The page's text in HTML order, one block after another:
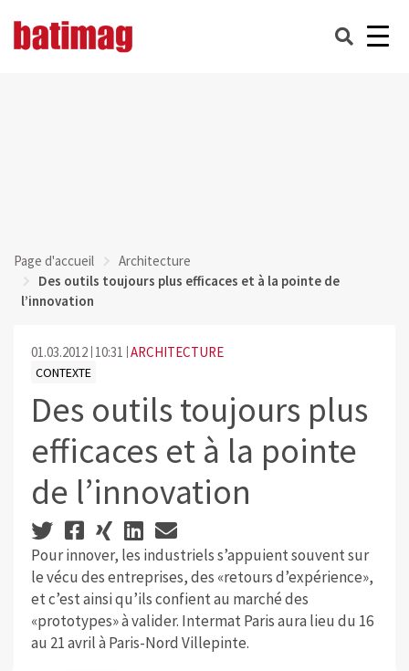
Page d'accueil
Architecture
Des outils toujours plus efficaces et à la pointe de
l’innovation
01.03.2012 10:31 ARCHITECTURE
CONTEXTE
Des outils toujours plus
efficaces et à la pointe
de l’innovation
Pour innover, les industriels s’appuient souvent sur
le vécu des entreprises, des «retours d’expérience»,
et c’est ainsi qu’ils confient au marché des
«prototypes» à valider. Intermat Paris aura lieu du 16
au 21 avril à Paris-Nord Villepinte.